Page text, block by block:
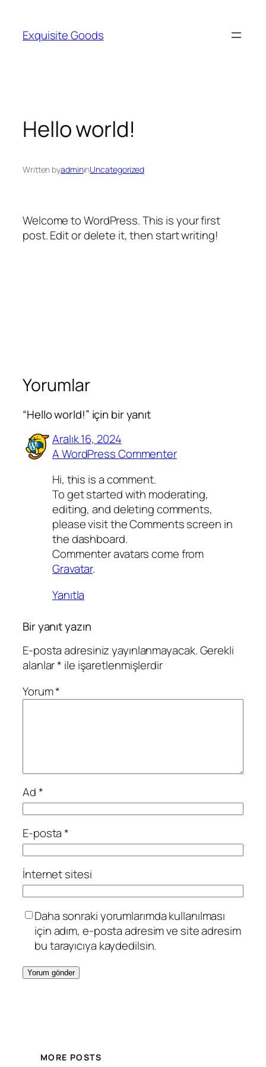
Exquisite Goods
Hello world!
Written byadmininUncategorized
Welcome to WordPress. This is your first
post. Edit or delete it, then start writing!
Yorumlar
“Hello world!” için bir yanıt
Aralık 16, 2024
A WordPress Commenter
Hi, this is a comment.
To get started with moderating,
editing, and deleting comments,
please visit the Comments screen in
the dashboard.
Commenter avatars come from
Gravatar.
Yanıtla
Bir yanıt yazın
E-posta adresiniz yayınlanmayacak.Gerekli
alanlar* ile işaretlenmişlerdir
Yorum*
Ad*
E-posta*
İnternet sitesi
Daha sonraki yorumlarımda kullanılması
için adım, e-posta adresim ve site adresim
bu tarayıcıya kaydedilsin.
MORE POSTS